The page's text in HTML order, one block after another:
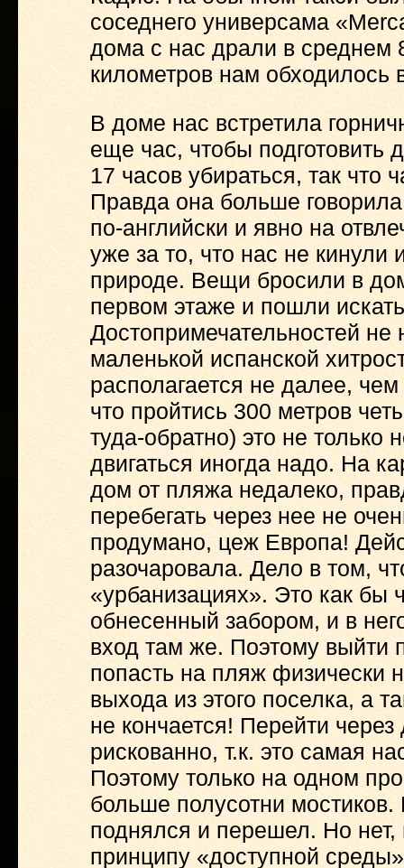
соседнего универсама
дома с нас драли в среднем
километров нам обходилось
В доме нас встретила
еще час, чтобы подготовить
17 часов убираться, так что
Правда она больше
по-английски и явно на
уже за то, что нас не кинули
природе. Вещи бросили в
первом этаже и пошли
Достопримечательностей не
маленькой испанской
располагается не далее,
что пройтись 300 метров
туда-обратно) это не
двигаться иногда надо. На
дом от пляжа недалеко,
перебегать через нее не
продумано, цеж Европа!
разочаровала. Дело в том,
«урбанизациях». Это как бы
обнесенный забором, и в
вход там же. Поэтому выйти
попасть на пляж физически
выхода из этого поселка, а
не кончается! Перейти
рискованно, т.к. это самая
Поэтому только на одном
больше полусотни
поднялся и перешел. Но
принципу «доступной